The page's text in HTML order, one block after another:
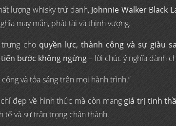
lượng whisky trứ danh, Johnnie Walker Black
may mắn, phát tài và thịnh vượng.
cho quyền lực, thành công và sự giàu
tiến bước không ngừng– lời chúc ý nghĩa dành
và tỏa sáng trên mọi hành trình.”
đẹp về hình thức mà còn manggiá trị tinh
tế và sự trân trọng chân thành.